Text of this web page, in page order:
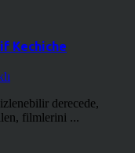
Kechiche
derecede,
filmlerini ...